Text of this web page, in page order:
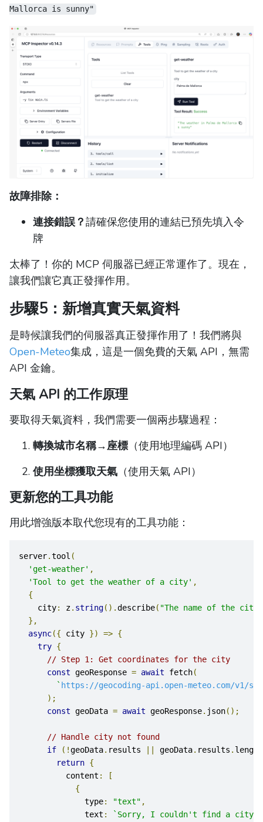
Mallorca is sunny"
故障排除：
連接錯誤？請確保您使用的連結已預先填入令
牌
太棒了！你的 MCP 伺服器已經正常運作了。現在，
讓我們讓它真正發揮作用。
步驟5：新增真實天氣資料
是時候讓我們的伺服器真正發揮作用了！我們將與
Open-Meteo集成，這是一個免費的天氣 API，無需
API 金鑰。
天氣 API 的工作原理
要取得天氣資料，我們需要一個兩步驟過程：
轉換城市名稱→座標（使用地理編碼 API）
使用坐標獲取天氣 （使用天氣 API）
更新您的工具功能
用此增強版本取代您現有的工具功能：
server.tool (
'get-weather' ,
'Tool to get the weather of a city' ,
{
    city
: z. string().describe( "The name of the
},
async({ city }) => {
try {
// Step 1: Get coordinates for the city
const geoResponse = await fetch(
` https://geocoding-api.open-meteo.com/v1/
);
const geoData = await geoResponse. json();
// Handle city not found
if
(!geoData. results geoData. results .
return {
          content
:
[
{
              type
: "text" ,
              text
:
`Sorry, I couldn't find a city